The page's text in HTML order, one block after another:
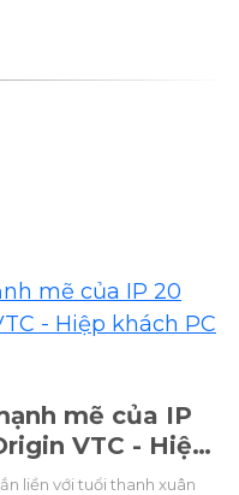
mẽ của IP
VTC - Hiệp
liền với tuổi thanh xuân